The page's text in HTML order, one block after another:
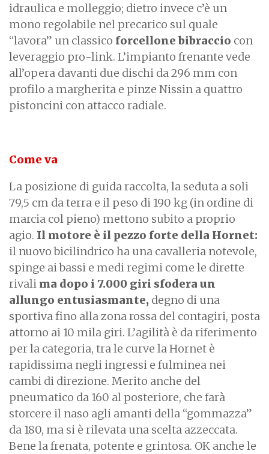
idraulica e molleggio; dietro invece c’è un
mono regolabile nel precarico sul quale
“lavora” un classico forcellone bibraccio con
leveraggio pro-link. L’impianto frenante vede
all’opera davanti due dischi da 296 mm con
profilo a margherita e pinze Nissin a quattro
pistoncini con attacco radiale.
Come va
La posizione di guida raccolta, la seduta a soli
79,5 cm da terra e il peso di 190 kg (in ordine di
marcia col pieno) mettono subito a proprio
agio. Il motore è il pezzo forte della Hornet:
il nuovo bicilindrico ha una cavalleria notevole,
spinge ai bassi e medi regimi come le dirette
rivali ma dopo i 7.000 giri sfodera un
allungo entusiasmante, degno di una
sportiva fino alla zona rossa del contagiri, posta
attorno ai 10 mila giri. L’agilità è da riferimento
per la categoria, tra le curve la Hornet è
rapidissima negli ingressi e fulminea nei
cambi di direzione. Merito anche del
pneumatico da 160 al posteriore, che farà
storcere il naso agli amanti della “gommazza”
da 180, ma si è rilevata una scelta azzeccata.
Bene la frenata, potente e grintosa. OK anche le